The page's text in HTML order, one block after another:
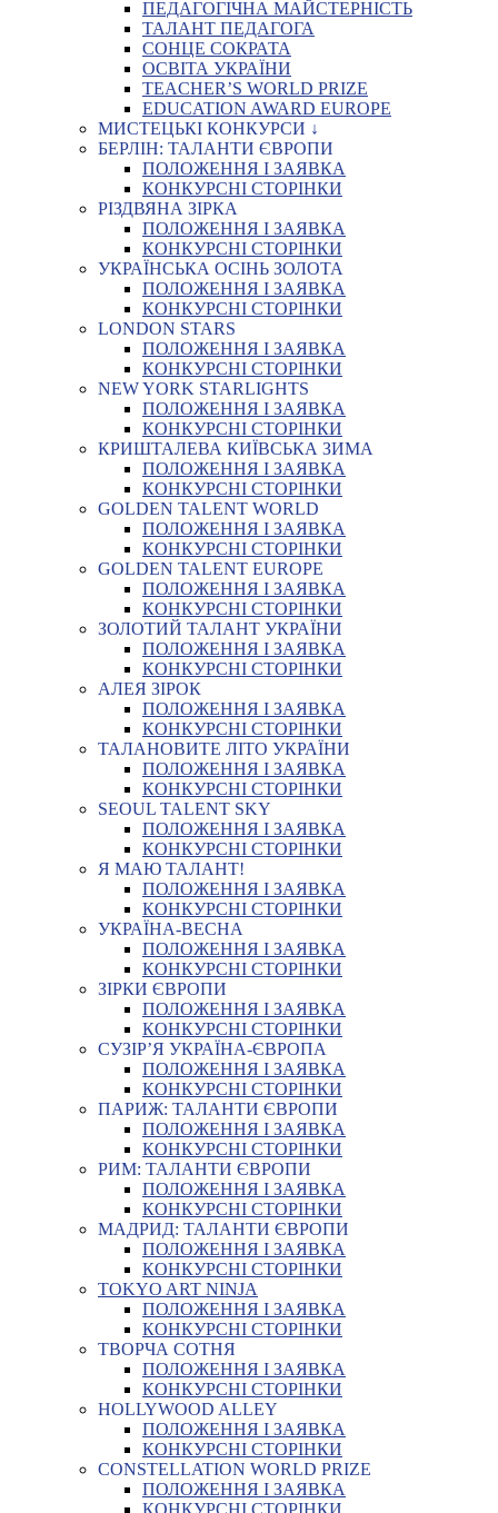
ПЕДАГОГІЧНА МАЙСТЕРНІСТЬ
ТАЛАНТ ПЕДАГОГА
СОНЦЕ СОКРАТА
ОСВІТА УКРАЇНИ
TEACHER’S WORLD PRIZE
EDUCATION AWARD EUROPE
МИСТЕЦЬКІ КОНКУРСИ ↓
БЕРЛІН: ТАЛАНТИ ЄВРОПИ
ПОЛОЖЕННЯ І ЗАЯВКА
КОНКУРСНІ СТОРІНКИ
РІЗДВЯНА ЗІРКА
ПОЛОЖЕННЯ І ЗАЯВКА
КОНКУРСНІ СТОРІНКИ
УКРАЇНСЬКА ОСІНЬ ЗОЛОТА
ПОЛОЖЕННЯ І ЗАЯВКА
КОНКУРСНІ СТОРІНКИ
LONDON STARS
ПОЛОЖЕННЯ І ЗАЯВКА
КОНКУРСНІ СТОРІНКИ
NEW YORK STARLIGHTS
ПОЛОЖЕННЯ І ЗАЯВКА
КОНКУРСНІ СТОРІНКИ
КРИШТАЛЕВА КИЇВСЬКА ЗИМА
ПОЛОЖЕННЯ І ЗАЯВКА
КОНКУРСНІ СТОРІНКИ
GOLDEN TALENT WORLD
ПОЛОЖЕННЯ І ЗАЯВКА
КОНКУРСНІ СТОРІНКИ
GOLDEN TALENT EUROPE
ПОЛОЖЕННЯ І ЗАЯВКА
КОНКУРСНІ СТОРІНКИ
ЗОЛОТИЙ ТАЛАНТ УКРАЇНИ
ПОЛОЖЕННЯ І ЗАЯВКА
КОНКУРСНІ СТОРІНКИ
АЛЕЯ ЗІРОК
ПОЛОЖЕННЯ І ЗАЯВКА
КОНКУРСНІ СТОРІНКИ
ТАЛАНОВИТЕ ЛІТО УКРАЇНИ
ПОЛОЖЕННЯ І ЗАЯВКА
КОНКУРСНІ СТОРІНКИ
SEOUL TALENT SKY
ПОЛОЖЕННЯ І ЗАЯВКА
КОНКУРСНІ СТОРІНКИ
Я МАЮ ТАЛАНТ!
ПОЛОЖЕННЯ І ЗАЯВКА
КОНКУРСНІ СТОРІНКИ
УКРАЇНА-ВЕСНА
ПОЛОЖЕННЯ І ЗАЯВКА
КОНКУРСНІ СТОРІНКИ
ЗІРКИ ЄВРОПИ
ПОЛОЖЕННЯ І ЗАЯВКА
КОНКУРСНІ СТОРІНКИ
СУЗІР’Я УКРАЇНА-ЄВРОПА
ПОЛОЖЕННЯ І ЗАЯВКА
КОНКУРСНІ СТОРІНКИ
ПАРИЖ: ТАЛАНТИ ЄВРОПИ
ПОЛОЖЕННЯ І ЗАЯВКА
КОНКУРСНІ СТОРІНКИ
РИМ: ТАЛАНТИ ЄВРОПИ
ПОЛОЖЕННЯ І ЗАЯВКА
КОНКУРСНІ СТОРІНКИ
МАДРИД: ТАЛАНТИ ЄВРОПИ
ПОЛОЖЕННЯ І ЗАЯВКА
КОНКУРСНІ СТОРІНКИ
TOKYO ART NINJA
ПОЛОЖЕННЯ І ЗАЯВКА
КОНКУРСНІ СТОРІНКИ
ТВОРЧА СОТНЯ
ПОЛОЖЕННЯ І ЗАЯВКА
КОНКУРСНІ СТОРІНКИ
HOLLYWOOD ALLEY
ПОЛОЖЕННЯ І ЗАЯВКА
КОНКУРСНІ СТОРІНКИ
CONSTELLATION WORLD PRIZE
ПОЛОЖЕННЯ І ЗАЯВКА
КОНКУРСНІ СТОРІНКИ